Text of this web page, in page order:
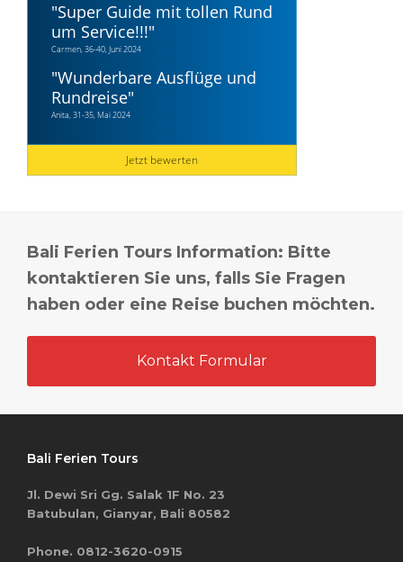
"Super Guide mit tollen Rund
um Service!!!"
Carmen, 36-40, Juni 2024
"Wunderbare Ausflüge und
Rundreise"
Anita, 31-35, Mai 2024
Jetzt bewerten
Bali Ferien Tours Information: Bitte
kontaktieren Sie uns, falls Sie Fragen
haben oder eine Reise buchen möchten.
Kontakt Formular
Bali Ferien Tours
Jl. Dewi Sri Gg. Salak 1F No. 23
Batubulan, Gianyar, Bali 80582
Phone. 0812-3620-0915